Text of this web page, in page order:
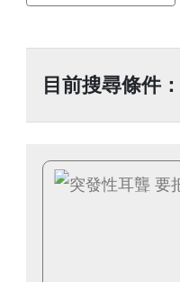
目前搜尋條件：